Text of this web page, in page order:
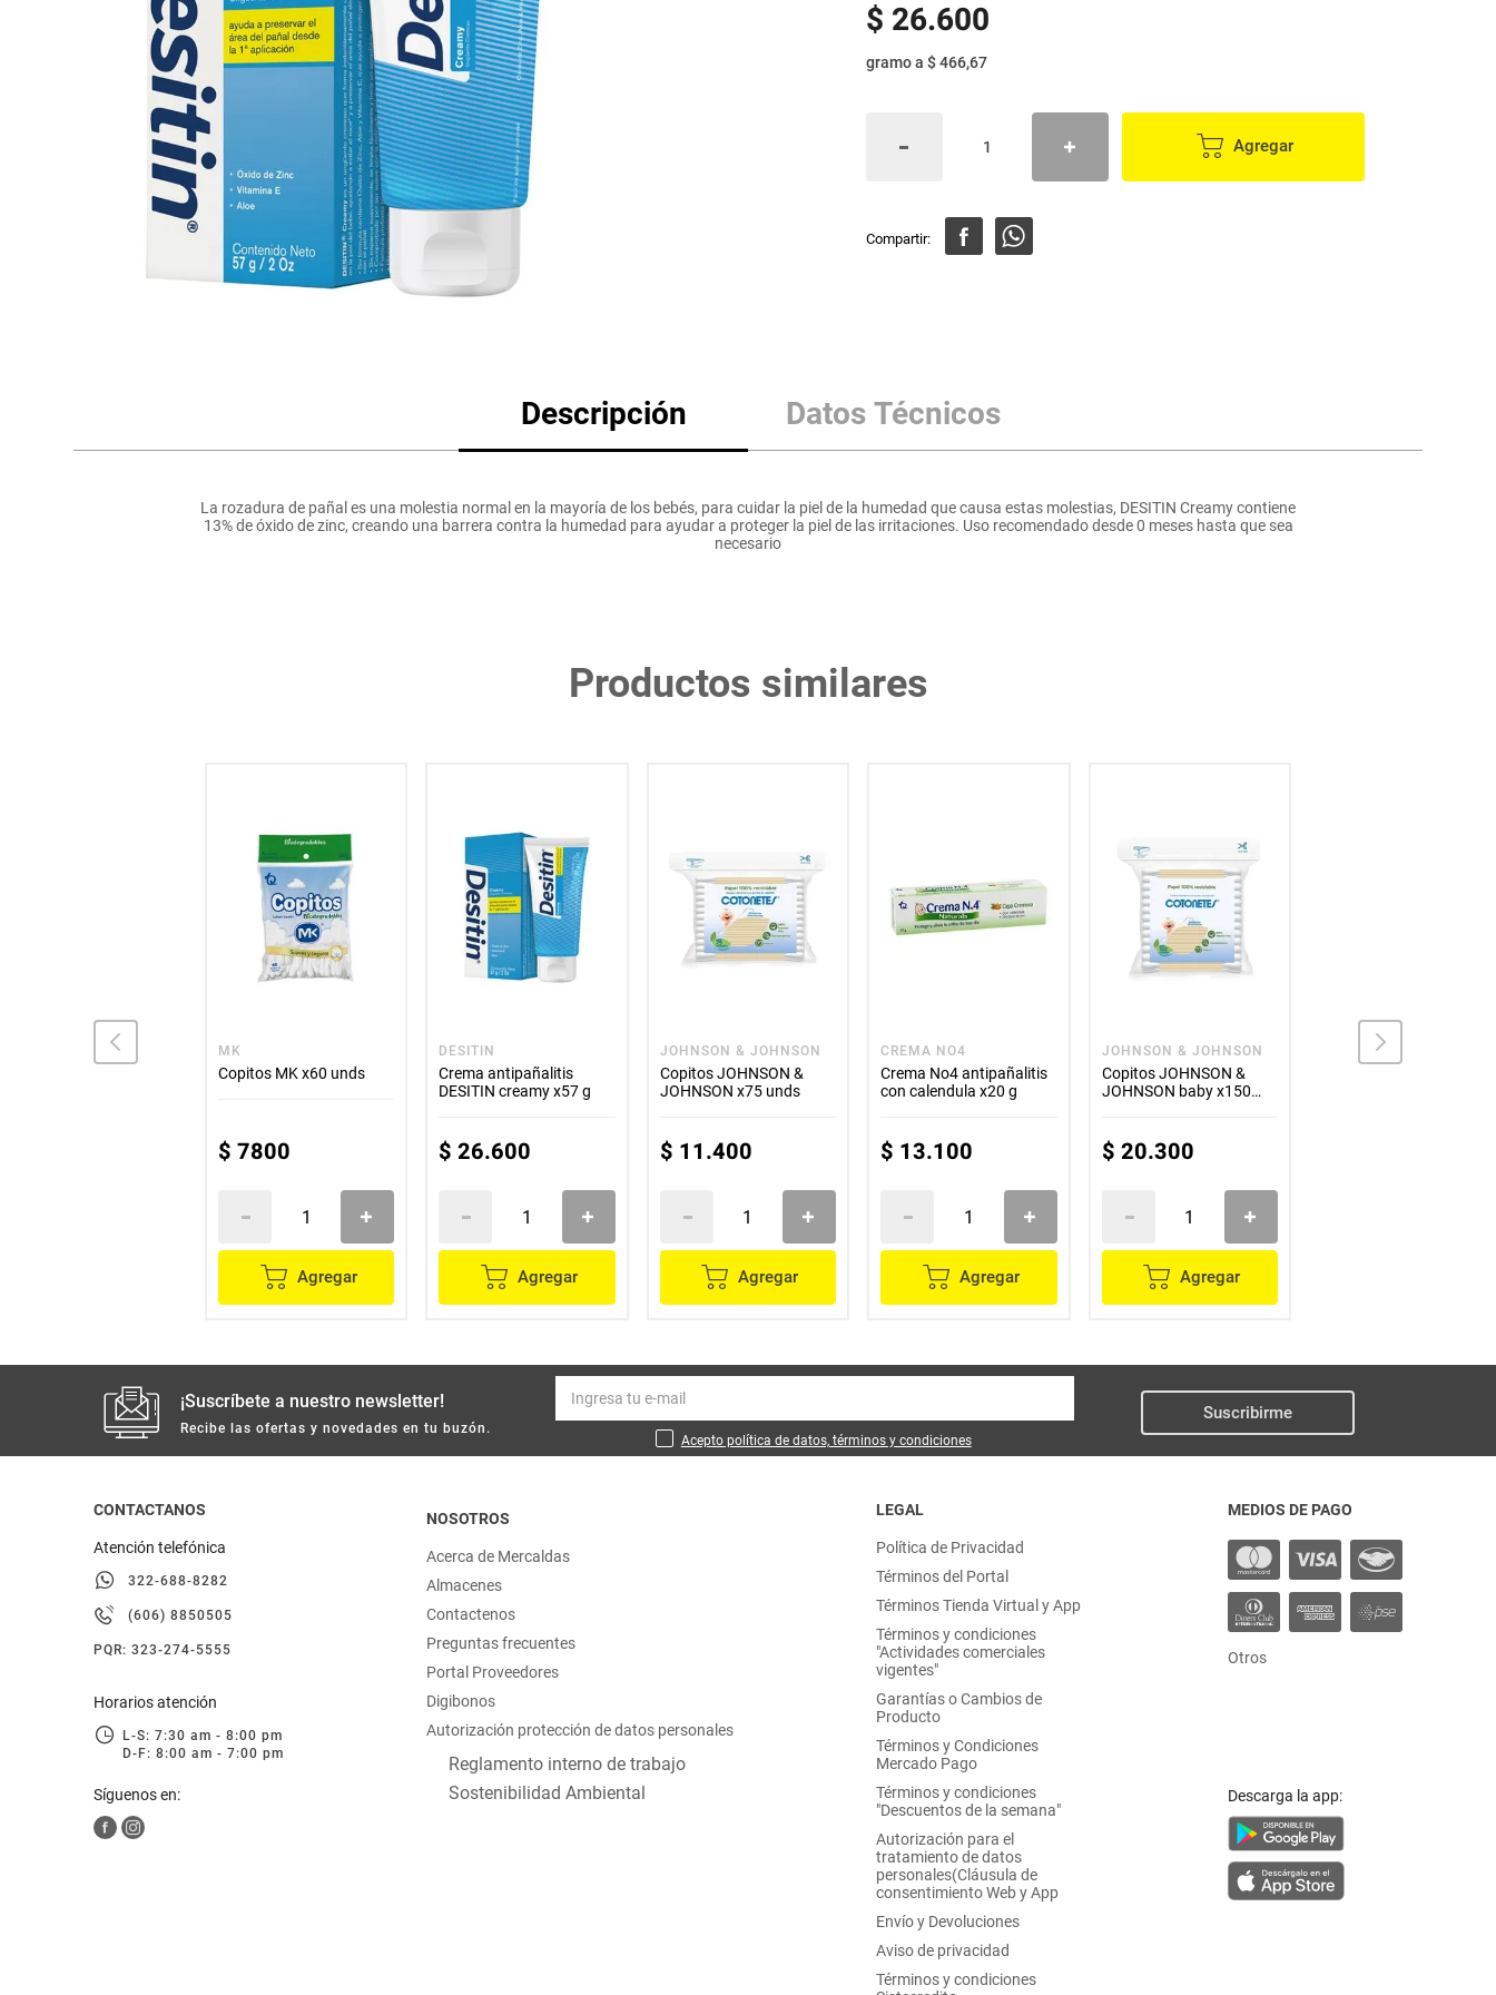
lácteos y refrigerados
vinos y licores
cuidado del bebé
otros
$ 26.600
gramoa $ 466,67
Agregar
Descripción Datos Técnicos
La rozadura de pañal es una molestia normal en la mayoría de los bebés, para cuidar la piel de la humedad que causa estas molestias, DESITIN Creamy contiene
13% de óxido de zinc, creando una barrera contra la humedad para ayudar a proteger la piel de las irritaciones. Uso recomendado desde 0 meses hasta que sea
necesario
Productos similares
MK
Copitos MK x60 unds
$ 7800
Agregar
DESITIN
Crema antipañalitis
DESITIN creamy x57 g
$ 26.600
Agregar
JOHNSON & JOHNSON
Copitos JOHNSON &
JOHNSON x75 unds
$ 11.400
Agregar
CREMA NO4
Crema No4 antipañalitis
con calendula x20 g
$ 13.100
Agregar
JOHNSON & JOHNSON
Copitos JOHNSON &
JOHNSON baby x150
$ 20.300
Agregar
CREMA NO4
¡Suscríbete a nuestro newsletter!
Recibe las ofertas y novedades en tu buzón.
Acepto política de datos, términos y condiciones
Suscribirme
CONTACTANOS
Atención telefónica
322-688-8282
(606) 8850505
PQR: 323-274-5555
Horarios atención
L-S: 7:30 am - 8:00 pm
D-F: 8:00 am - 7:00 pm
Síguenos en:
NOSOTROS
Acerca de Mercaldas
Almacenes
Contactenos
Preguntas frecuentes
Portal Proveedores
Digibonos
Autorización protección de datos personales
Reglamento interno de trabajo
Sostenibilidad Ambiental
LEGAL
Política de Privacidad
Términos del Portal
Términos Tienda Virtual y App
Términos y condiciones
"Actividades comerciales
vigentes"
Garantías o Cambios de
Producto
Términos y Condiciones
Mercado Pago
Términos y condiciones
"Descuentos de la semana"
Autorización para el
tratamiento de datos
personales(Cláusula de
consentimiento Web y App
Envío y Devoluciones
Aviso de privacidad
Términos y condiciones
MEDIOS DE PAGO
Otros
Descarga la app:
Mantequilla